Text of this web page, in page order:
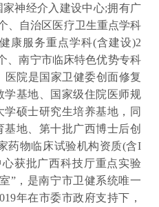
神经介入建设中心;拥有广
、自治区医疗卫生重点学科
康服务重点学科(含建设)2
、南宁市临床特色优势专科
医院是国家卫健委创面修复
基地、国家级住院医师规
硕士研究生培养基地，同
地、第十批广西博士后创
药物临床试验机构资质(含I
获批广西科技厅重点实验
”，是南宁市卫健系统唯一
年在市委市政府支持下，